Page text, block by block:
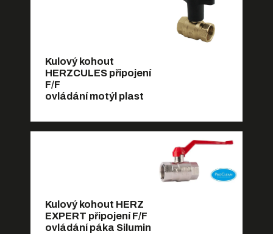
Kulový kohout
HERZCULES připojení
F/F
ovládání motýl plast
Kulový kohout HERZ
EXPERT připojení F/F
ovládání páka Silumin